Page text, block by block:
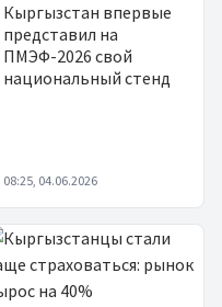
Кыргызстан впервые
представил на
ПМЭФ-2026 свой
национальный стенд
08:25, 04.06.2026